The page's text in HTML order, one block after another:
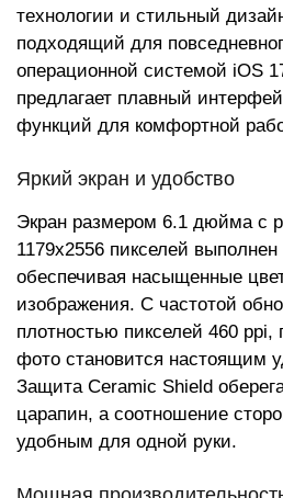
технологии и стильный
подходящий для
операционной системой iOS
предлагает плавный
функций для комфортной
Яркий экран и удобство
Экран размером 6.1 дюйма с
1179x2556 пикселей
обеспечивая насыщенные
изображения. С частотой
плотностью пикселей 460
фото становится настоящим
Защита Ceramic Shield
царапин, а соотношение
удобным для одной руки.